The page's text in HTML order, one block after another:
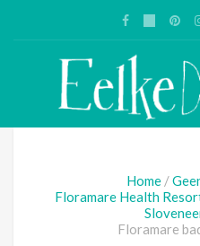
Home
Floramare Health
Floramare